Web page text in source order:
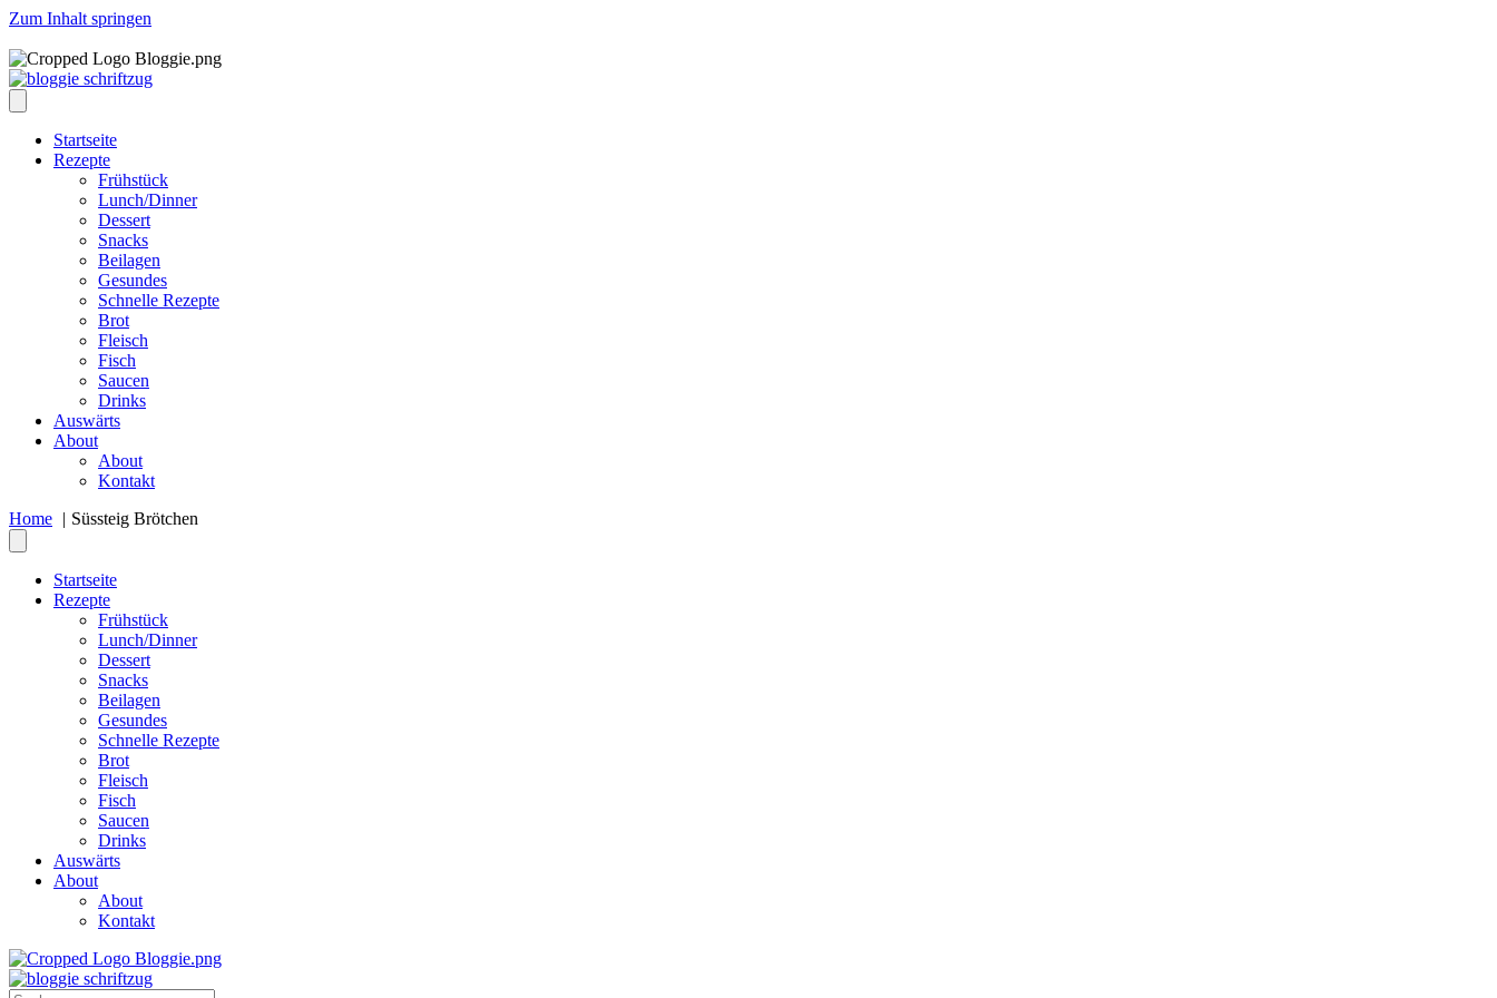
Zum Inhalt springen
Startseite
Rezepte
Frühstück
Lunch/Dinner
Dessert
Snacks
Beilagen
Gesundes
Schnelle Rezepte
Brot
Fleisch
Fisch
Saucen
Drinks
Auswärts
About
About
Kontakt
Home
Süssteig Brötchen
Startseite
Rezepte
Frühstück
Lunch/Dinner
Dessert
Snacks
Beilagen
Gesundes
Schnelle Rezepte
Brot
Fleisch
Fisch
Saucen
Drinks
Auswärts
About
About
Kontakt